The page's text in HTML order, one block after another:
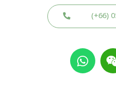
(+66)
W
h
a i